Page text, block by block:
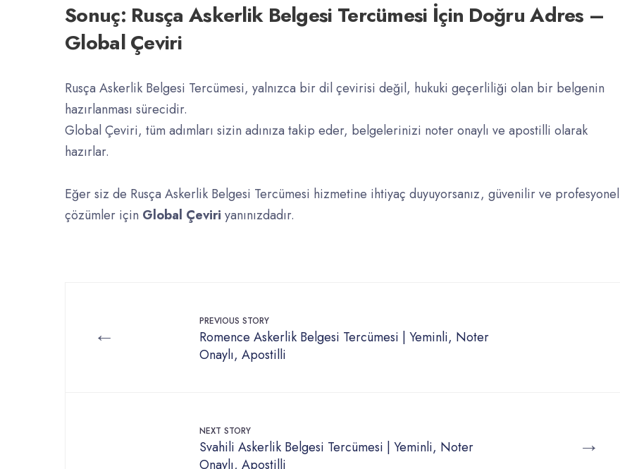
Sonuç: Rusça Askerlik Belgesi Tercümesi İçin Doğru Adres –
Global Çeviri
Rusça Askerlik Belgesi Tercümesi, yalnızca bir dil çevirisi değil, hukuki geçerliliği olan bir belgenin
hazırlanması sürecidir.
Global Çeviri, tüm adımları sizin adınıza takip eder, belgelerinizi noter onaylı ve apostilli olarak
hazırlar.
Eğer siz de Rusça Askerlik Belgesi Tercümesi hizmetine ihtiyaç duyuyorsanız, güvenilir ve profesyonel
çözümler için Global Çeviri yanınızdadır.
← PREVIOUS STORY
Romence Askerlik Belgesi Tercümesi | Yeminli, Noter
Onaylı, Apostilli
→
NEXT STORY
Svahili Askerlik Belgesi Tercümesi | Yeminli, Noter
Onaylı, Apostilli